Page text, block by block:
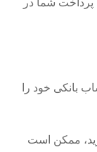
شما در
بانکی خود را
ممکن است